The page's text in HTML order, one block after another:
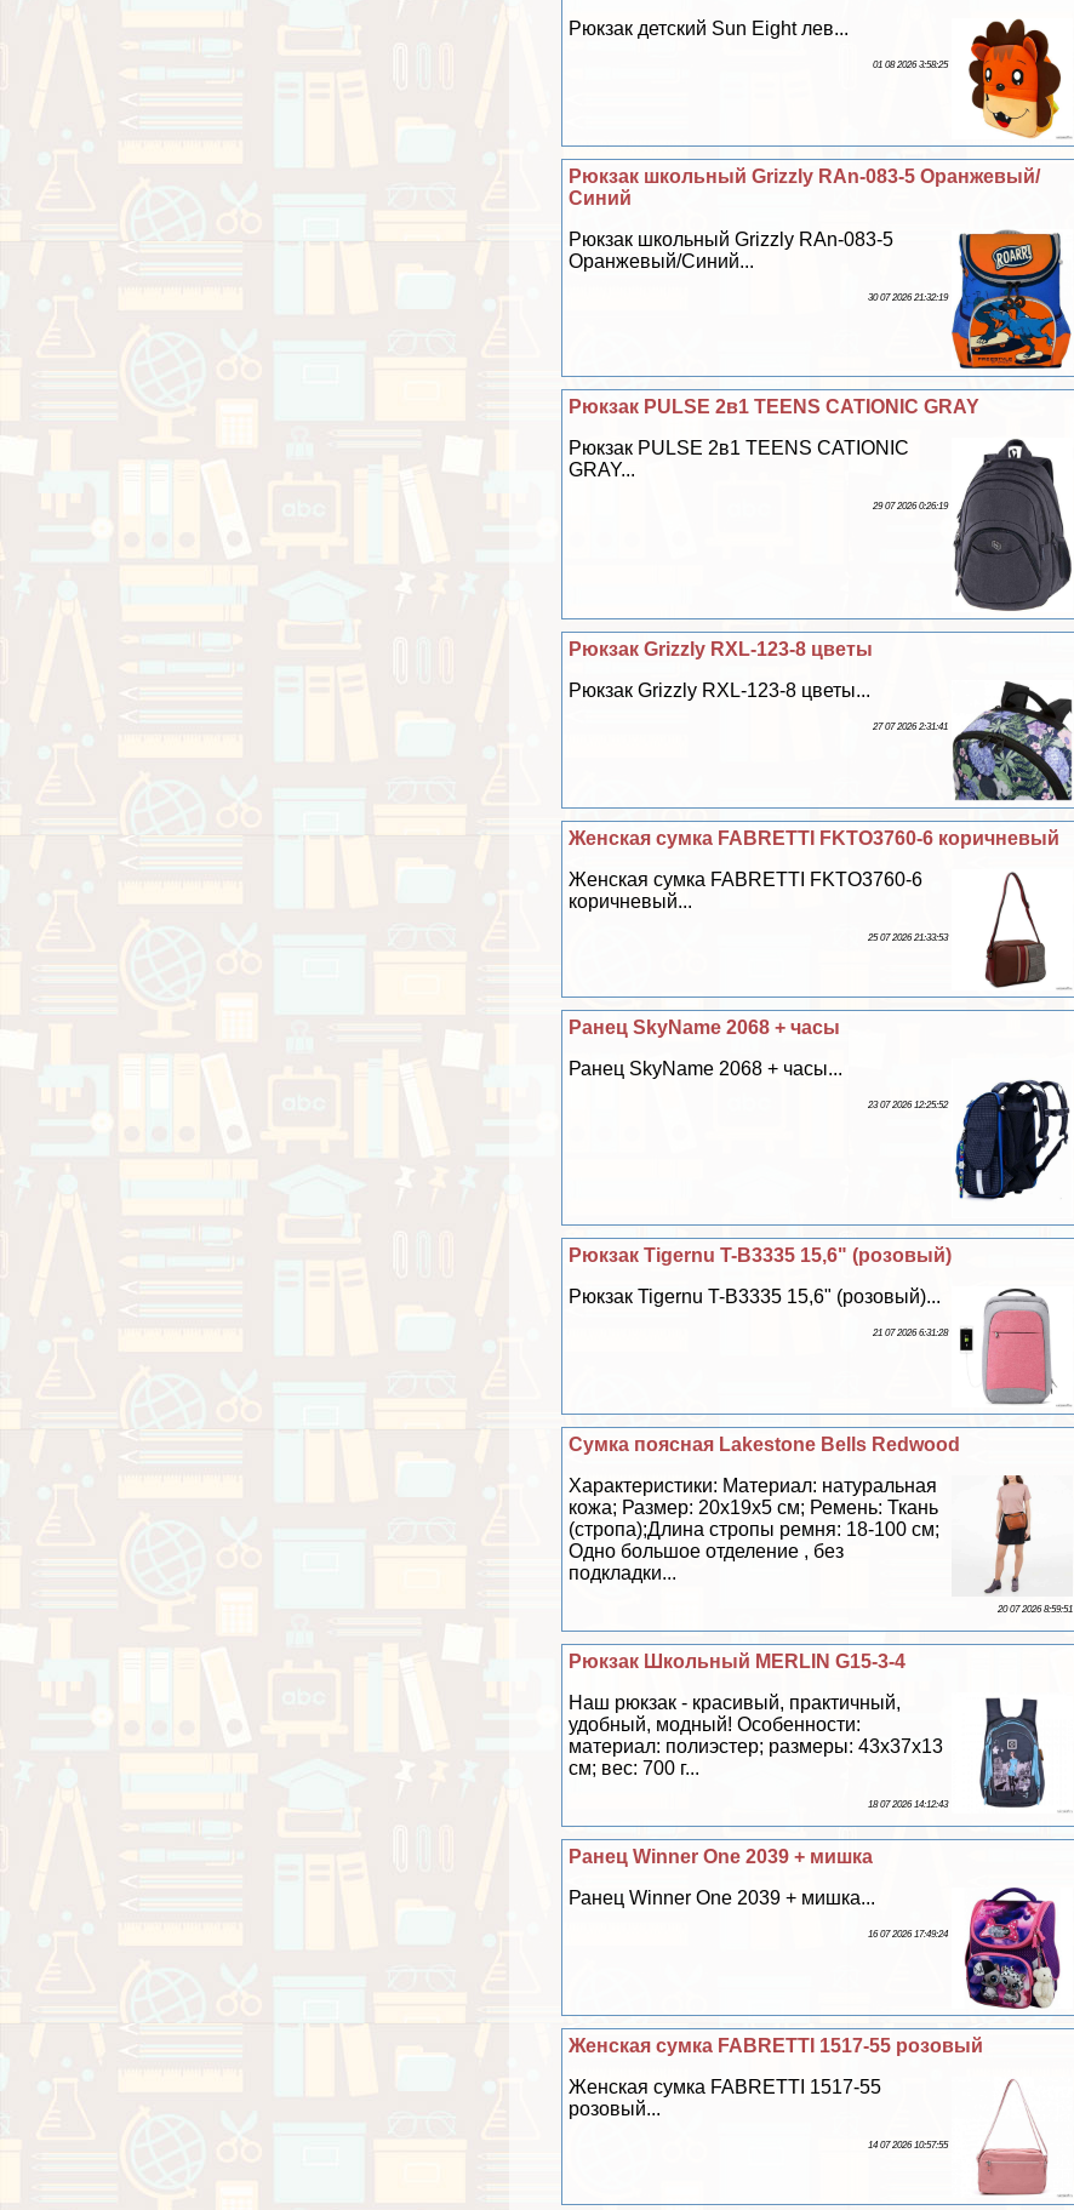
Рюкзак детский Sun Eight лев...
01 08 2026 3:58:25
Рюкзак школьный Grizzly RAn-083-5 Оранжевый/
Синий
Рюкзак школьный Grizzly RAn-083-5
Оранжевый/Синий...
30 07 2026 21:32:19
Рюкзак PULSE 2в1 TEENS CATIONIC GRAY
Рюкзак PULSE 2в1 TEENS CATIONIC
GRAY...
29 07 2026 0:26:19
Рюкзак Grizzly RXL-123-8 цветы
Рюкзак Grizzly RXL-123-8 цветы...
27 07 2026 2:31:41
Женская сумка FABRETTI FKTO3760-6 коричневый
Женская сумка FABRETTI FKTO3760-6
коричневый...
25 07 2026 21:33:53
Ранец SkyName 2068 + часы
Ранец SkyName 2068 + часы...
23 07 2026 12:25:52
Рюкзак Tigernu T-B3335 15,6" (розовый)
Рюкзак Tigernu T-B3335 15,6" (розовый)...
21 07 2026 6:31:28
Сумка поясная Lakestone Bells Redwood
Хаpaктеристики: Материал: натуральная
кожа; Размер: 20х19х5 см; Ремень: Ткань
(стропа);Длина стропы ремня: 18-100 см;
Одно большое отделение , без
подкладки...
20 07 2026 8:59:51
Рюкзак Школьный MERLIN G15-3-4
Наш рюкзак - красивый, пpaктичный,
удобный, модный! Особенности:
материал: полиэстер; размеры: 43x37x13
см; вес: 700 г...
18 07 2026 14:12:43
Ранец Winner One 2039 + мишка
Ранец Winner One 2039 + мишка...
16 07 2026 17:49:24
Женская сумка FABRETTI 1517-55 розовый
Женская сумка FABRETTI 1517-55
розовый...
14 07 2026 10:57:55